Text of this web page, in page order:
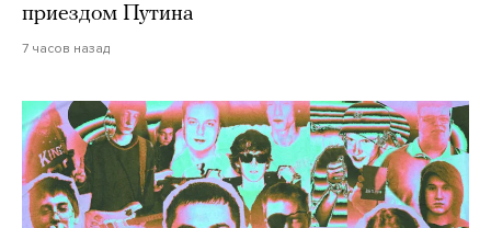
приездом Путина
7 часов назад